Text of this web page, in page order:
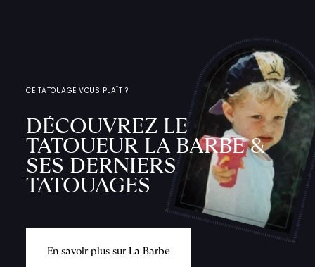
CE TATOUAGE VOUS PLAÎT ?
DÉCOUVREZ LE
TATOUEUR LA BARBE &
SES DERNIERS
TATOUAGES
En savoir plus sur La Barbe